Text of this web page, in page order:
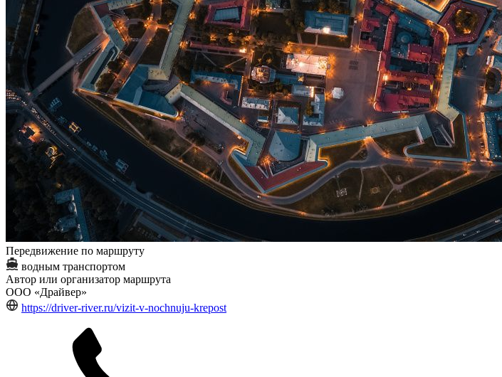
Передвижение по маршруту
водным транспортом
Автор или организатор маршрута
ООО «Драйвер»
https://driver-river.ru/vizit-v-nochnuju-krepost